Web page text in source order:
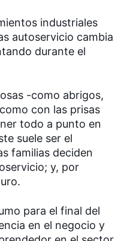
industriales
autoservicio cambia
durante el
-como abrigos,
con las prisas
todo a punto en
suele ser el
familias deciden
y, por
para el final del
en el negocio y